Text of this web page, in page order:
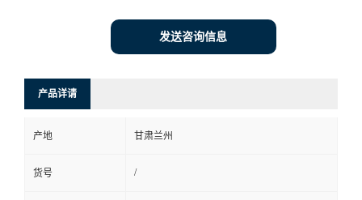
发送咨询信息
产品详请
产地 甘肃兰州
货号 /